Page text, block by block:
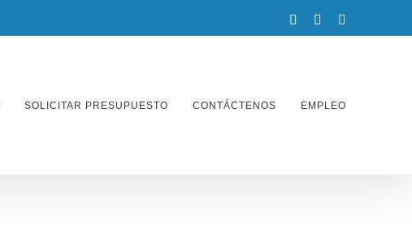
facebook
twitter
SOLICITAR PRESUPUESTO CONTÁCTENOS EMPLEO